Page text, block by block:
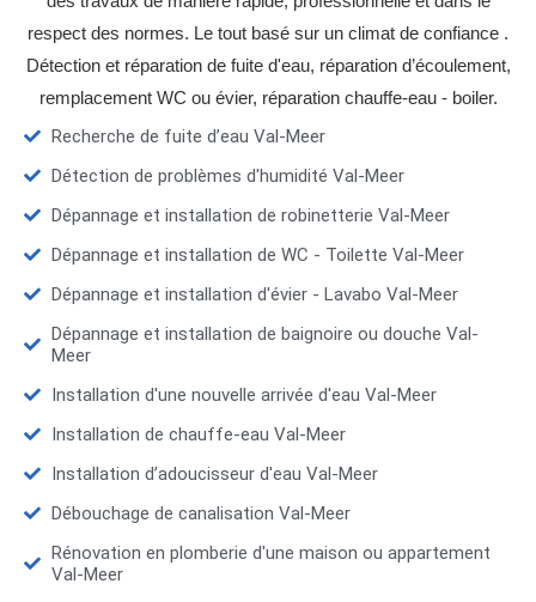
respect des normes. Le tout basé sur un climat de confiance .
Détection et réparation de fuite d'eau, réparation d’écoulement,
remplacement WC ou évier, réparation chauffe-eau - boiler.
Recherche de fuite d’eau Val-Meer
Détection de problèmes d'humidité Val-Meer
Dépannage et installation de robinetterie Val-Meer
Dépannage et installation de WC - Toilette Val-Meer
Dépannage et installation d'évier - Lavabo Val-Meer
Dépannage et installation de baignoire ou douche Val-
Meer
Installation d'une nouvelle arrivée d'eau Val-Meer
Installation de chauffe-eau Val-Meer
Installation d’adoucisseur d'eau Val-Meer
Débouchage de canalisation Val-Meer
Rénovation en plomberie d'une maison ou appartement
Val-Meer